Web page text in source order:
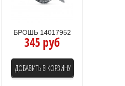
БРОШЬ 14017952
345 руб
ДОБАВИТЬ В КОРЗИНУ